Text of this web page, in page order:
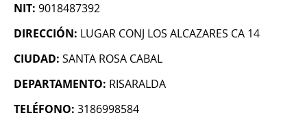
NIT: 9018487392
DIRECCIÓN: LUGAR CONJ LOS ALCAZARES CA 14
CIUDAD: SANTA ROSA CABAL
DEPARTAMENTO: RISARALDA
TELÉFONO: 3186998584